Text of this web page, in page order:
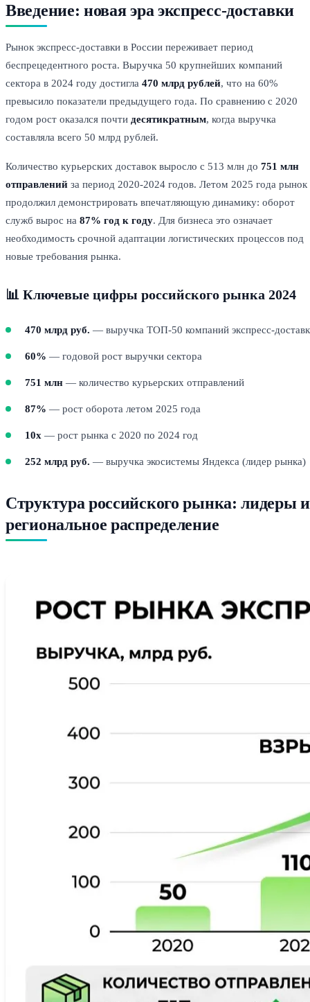
Введение: новая эра экспресс-доставки
Рынок экспресс-доставки в России переживает период
беспрецедентного роста. Выручка 50 крупнейших компаний
сектора в 2024 году достигла 470 млрд рублей, что на 60%
превысило показатели предыдущего года. По сравнению с 2020
годом рост оказался почти десятикратным, когда выручка
составляла всего 50 млрд рублей.
Количество курьерских доставок выросло с 513 млн до 751 млн
отправлений за период 2020-2024 годов. Летом 2025 года рынок
продолжил демонстрировать впечатляющую динамику: оборот
служб вырос на 87% год к году. Для бизнеса это означает
необходимость срочной адаптации логистических процессов под
новые требования рынка.
📊 Ключевые цифры российского рынка 2024
470 млрд руб. — выручка ТОП-50 компаний экспресс-
60% — годовой рост выручки сектора
751 млн — количество курьерских отправлений
87% — рост оборота летом 2025 года
10x — рост рынка с 2020 по 2024 год
252 млрд руб. — выручка экосистемы Яндекса (лидер рынка)
Структура российского рынка: лидеры и
региональное распределение